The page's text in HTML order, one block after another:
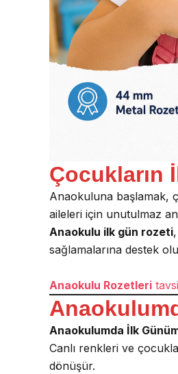
Çocukların
Anaokuluna başlamak,
aileleri için unutulmaz
Anaokulu ilk gün rozeti
sağlamalarına destek
Anaokulu Rozetleri
Anaokulumda İlk
Canlı renkleri ve
dönüşür.